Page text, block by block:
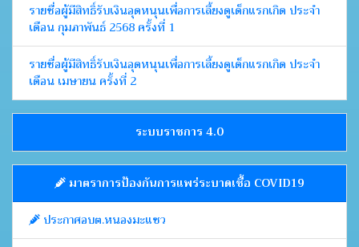
รายชื่อผู้มีสิทธิ์รับเงินอุดหนุนเพื่อการเลี้ยงดูเด็กแรกเกิด ประจำ
เดือน กุมภาพันธ์ 2568 ครั้งที่ 1
รายชื่อผู้มีสิทธิ์รับเงินอุดหนุนเพื่อการเลี้ยงดูเด็กแรกเกิด ประจำ
เดือน เมษายน ครั้งที่ 2
ระบบราชการ 4.0
มาตราการป้องกันการแพร่ระบาดเชื้อ COVID19
ประกาศอบต.หนองมะแซว